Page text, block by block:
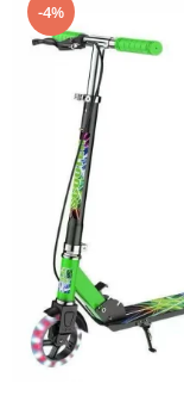
-4%